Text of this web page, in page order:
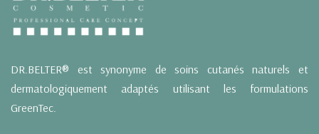
DR.BELTER® est synonyme de soins cutanés naturels et
dermatologiquement adaptés utilisant les formulations
GreenTec.